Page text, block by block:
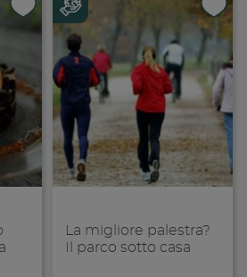
su
link
La migliore palestra?
Il parco sotto casa